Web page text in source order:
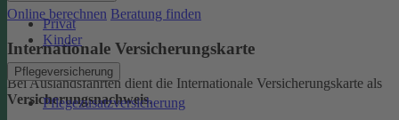
Privat
Kinder
Pflegeversicherung
Pflegezusatzversicherung
Online berechnen Beratung finden
Internationale Versicherungskarte
Bei Auslandsfahrten dient die Internationale Versicherungskarte als
Versicherungsnachweis.